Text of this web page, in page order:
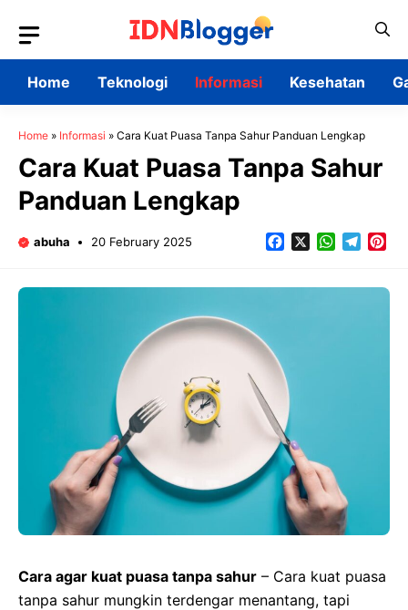
content
Home
Teknologi Informasi Kesehatan
Home » Informasi » Cara Kuat Puasa Tanpa Sahur Panduan Lengkap
Cara Kuat Puasa Tanpa Sahur
Panduan Lengkap
abuha 20 February 2025 FacebookWhatsApp
Cara agar kuat puasa tanpa sahur – Cara kuat puasa
tanpa sahur mungkin terdengar menantang, tapi